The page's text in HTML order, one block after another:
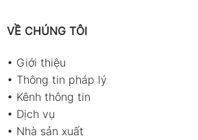
VỀ CHÚNG TÔI
• Giới thiệu
• Thông tin pháp lý
• Kênh thông tin
• Dịch vụ
• Nhà sản xuất